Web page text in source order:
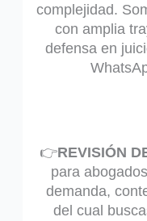
complejidad.
con amplia
defensa en
👉REVISIÓN
para
demanda,
del cual